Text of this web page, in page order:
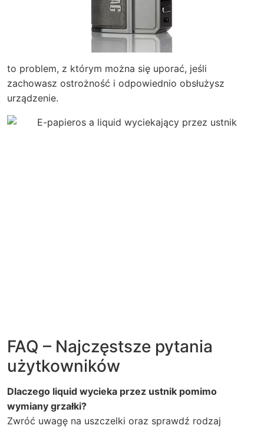
to problem, z którym można się uporać, jeśli
zachowasz ostrożność i odpowiednio obsłużysz
urządzenie.
FAQ – Najczęstsze pytania
użytkowników
Dlaczego liquid wycieka przez ustnik pomimo
wymiany grzałki?
Zwróć uwagę na uszczelki oraz sprawdź rodzaj